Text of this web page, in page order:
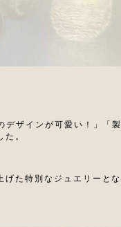
デザインが可愛い！」「製
。
げた特別なジュエリーとな